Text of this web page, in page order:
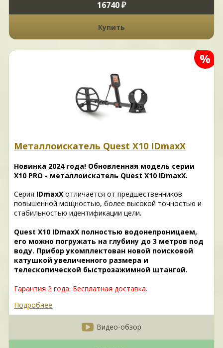
16740 ₽
Купить
%
Металлоискатель Quest X10 IDmaxX
Новинка 2024 года! Обновленная модель серии
X10 PRO - металлоискатель Quest X10 IDmaxX.
Серия IDmaxX отличается от предшественников
повышенной мощностью, более высокой точностью и
стабильностью идентификации цели.
Quest X10 IDmaxX полностью водонепроницаем,
его можно погружать на глубину до 3 метров под
воду. Прибор укомплектован новой поисковой
катушкой увеличенного размера и
телескопической быстрозажимной штангой.
Гарантия 2 года. Бесплатная доставка.
Подробнее
Видео-обзор